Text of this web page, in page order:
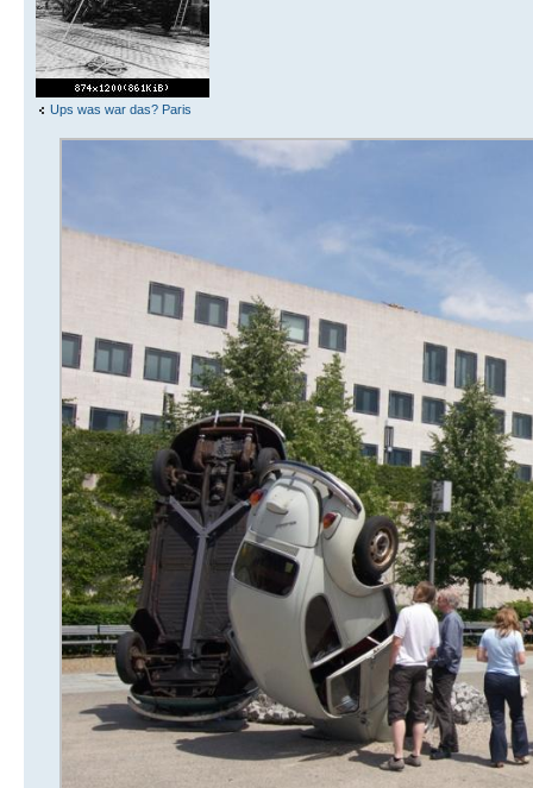
Ups was war das? Paris